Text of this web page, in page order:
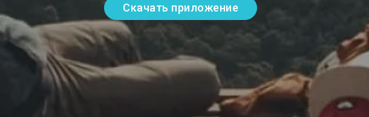
Скачать приложение